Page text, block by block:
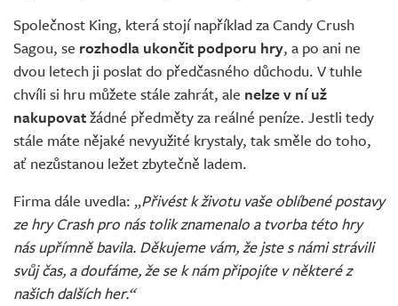
Společnost King, která stojí například za Candy Crush
Sagou, se rozhodla ukončit podporu hry, a po ani ne
dvou letech ji poslat do předčasného důchodu. V tuhle
chvíli si hru můžete stále zahrát, ale nelze v ní už
nakupovatžádné předměty za reálné peníze. Jestli tedy
stále máte nějaké nevyužité krystaly, tak směle do toho,
ať nezůstanou ležet zbytečně ladem.
Firma dále uvedla: „Přivést k životu vaše oblíbené postavy
ze hry Crash pro nás tolik znamenalo a tvorba této hry
nás upřímně bavila. Děkujeme vám, že jste s námi strávili
svůj čas, a doufáme, že se k nám připojíte v některé z
našich dalších her.“